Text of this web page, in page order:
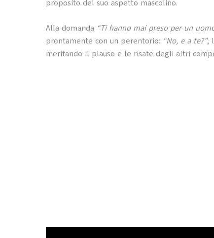
proposito del suo aspetto mascolino.
Alla domanda “Ti hanno mai preso per un
prontamente con un perentorio: “No, e a te?”,
meritando il plauso e le risate degli altri